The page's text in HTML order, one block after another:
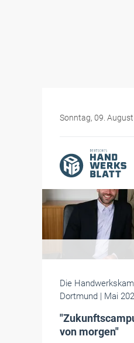
Sonntag, 09.
Die
Dortmund | Mai
von morgen"